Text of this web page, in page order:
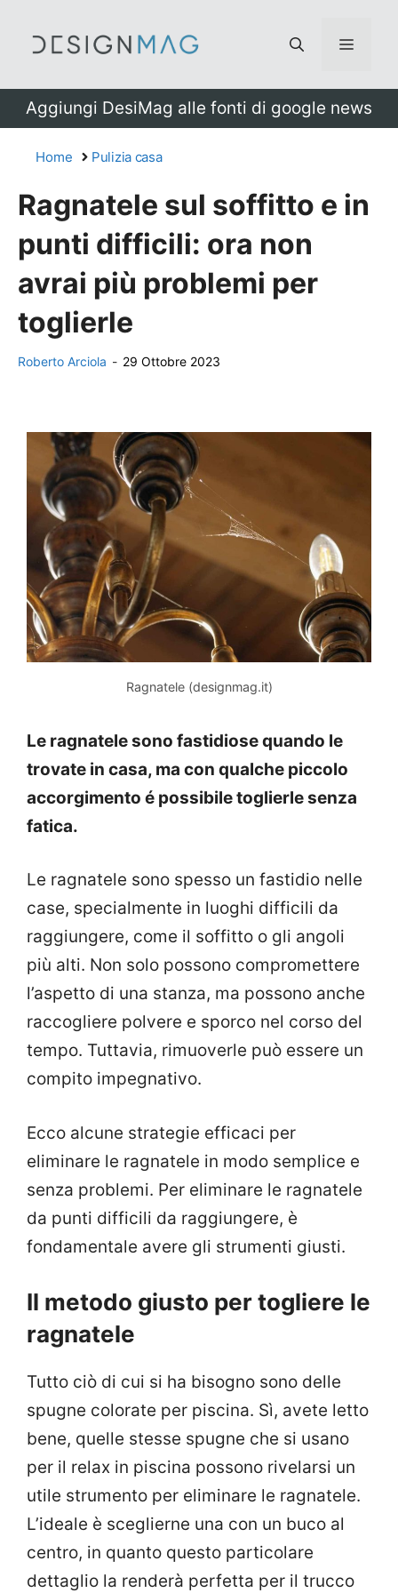
Menu
Aggiungi DesiMag alle fonti di google news
Home Pulizia casa
Ragnatele sul soffitto e in
punti difficili: ora non
avrai più problemi per
toglierle
Roberto Arciola - 29 Ottobre 2023
Ragnatele (designmag.it)
Le ragnatele sono fastidiose quando le
trovate in casa, ma con qualche piccolo
accorgimento é possibile toglierle senza
fatica.
Le ragnatele sono spesso un fastidio nelle
case, specialmente in luoghi difficili da
raggiungere, come il soffitto o gli angoli
più alti. Non solo possono compromettere
l’aspetto di una stanza, ma possono anche
raccogliere polvere e sporco nel corso del
tempo. Tuttavia, rimuoverle può essere un
compito impegnativo.
Ecco alcune strategie efficaci per
eliminare le ragnatele in modo semplice e
senza problemi. Per eliminare le ragnatele
da punti difficili da raggiungere, è
fondamentale avere gli strumenti giusti.
Il metodo giusto per togliere le
ragnatele
Tutto ciò di cui si ha bisogno sono delle
spugne colorate per piscina. Sì, avete letto
bene, quelle stesse spugne che si usano
per il relax in piscina possono rivelarsi un
utile strumento per eliminare le ragnatele.
L’ideale è sceglierne una con un buco al
centro, in quanto questo particolare
dettaglio la renderà perfetta per il trucco